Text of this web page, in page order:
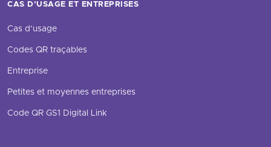
CAS D’USAGE ET ENTREPRISES
Cas d’usage
Codes QR traçables
Entreprise
Petites et moyennes entreprises
Code QR GS1 Digital Link